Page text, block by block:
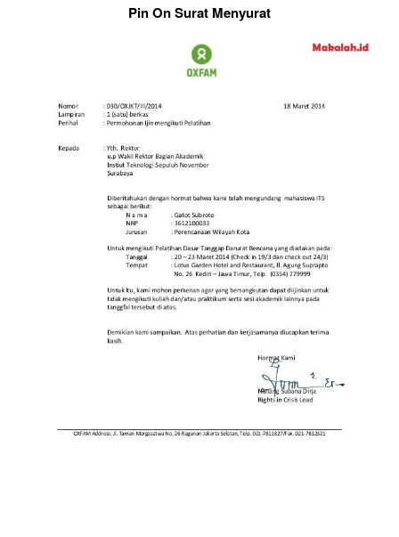
Pin On Surat Menyurat